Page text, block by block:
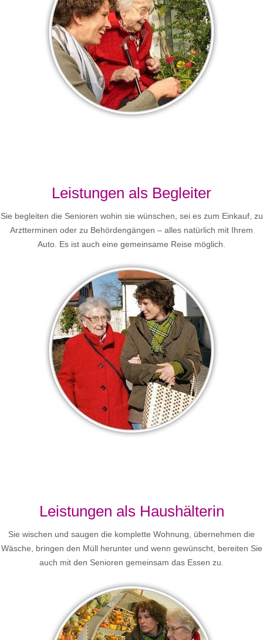
Leistungen als Begleiter
Sie begleiten die Senioren wohin sie wünschen, sei es zum Einkauf, zu
Arztterminen oder zu Behördengängen – alles natürlich mit Ihrem
Auto. Es ist auch eine gemeinsame Reise möglich.
Leistungen als Haushälterin
Sie wischen und saugen die komplette Wohnung, übernehmen die
Wäsche, bringen den Müll herunter und wenn gewünscht, bereiten Sie
auch mit den Senioren gemeinsam das Essen zu.